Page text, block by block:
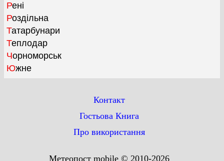
Рені
Роздільна
Татарбунари
Теплодар
Чорноморськ
Южне
Контакт
Гостьова Книга
Про використання
Метеопост mobile © 2010-2026